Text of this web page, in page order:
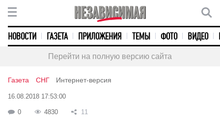
НОВОСТИ ГАЗЕТА ПРИЛОЖЕНИЯ ТЕМЫ ФОТО ВИДЕО
Перейти на полную версию сайта
Газета СНГ Интернет-версия
16.08.2018 17:53:00
0 4830 11